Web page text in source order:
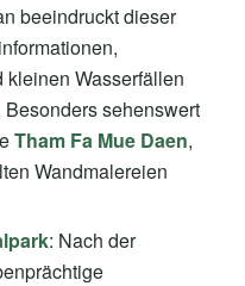
beeindruckt dieser
Wasserfällen
sehenswert
Tham Fa Mue Daen,
Wandmalereien
: Nach der